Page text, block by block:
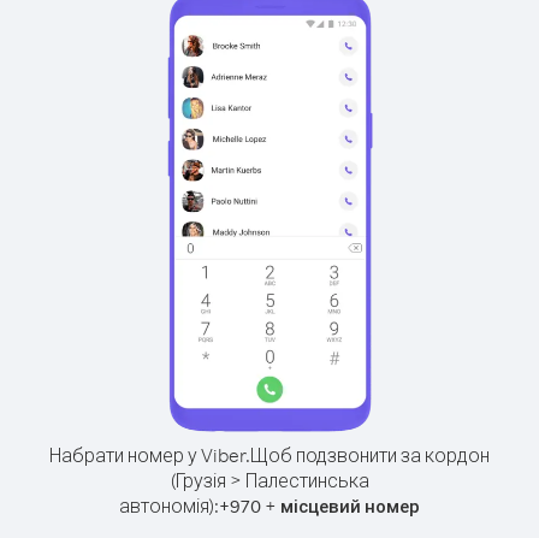
Набрати номер у Viber.Щоб подзвонити за кордон
(Грузія > Палестинська
автономія):+970 + місцевий номер